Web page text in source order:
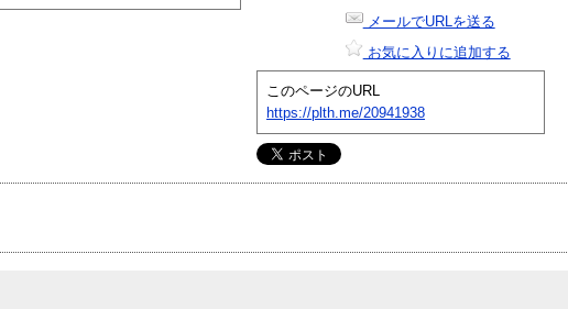
メールでURLを送る
お気に入りに追加する
このページのURL
https://plth.me/20941938